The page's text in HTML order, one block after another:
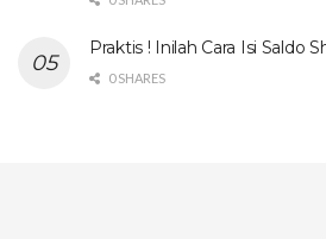
Praktis ! Inilah Cara Isi Saldo
0 SHARES